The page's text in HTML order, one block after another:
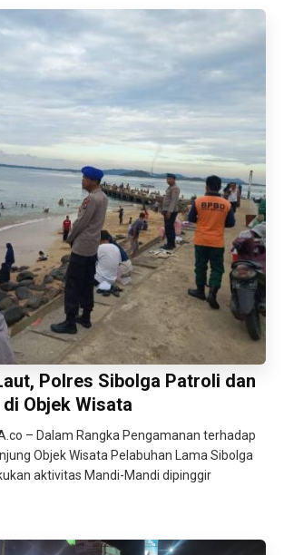
Polres Sibolga Patroli dan
Objek Wisata
– Dalam Rangka Pengamanan terhadap
Objek Wisata Pelabuhan Lama Sibolga
aktivitas Mandi-Mandi dipinggir